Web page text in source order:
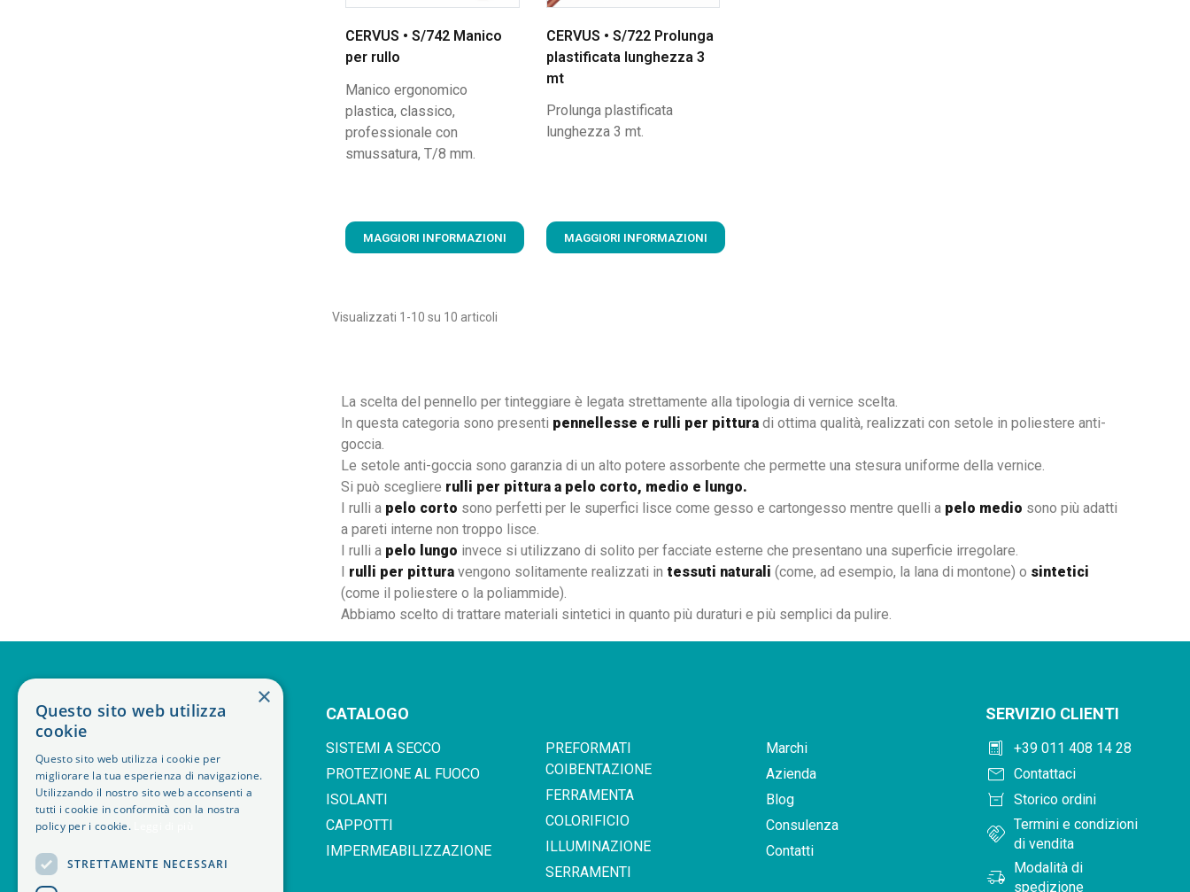
CERVUS • S/742 Manico
per rullo
Manico ergonomico
plastica, classico,
professionale con
smussatura, T/8 mm.
MAGGIORI INFORMAZIONI
CERVUS • S/722 Prolunga
plastificata lunghezza 3
mt
Prolunga plastificata
lunghezza 3 mt.
MAGGIORI INFORMAZIONI
Visualizzati 1-10 su 10 articoli
La scelta del pennello per tinteggiare è legata strettamente alla tipologia di vernice scelta.
In questa categoria sono presenti pennellesse e rulli per pittura di ottima qualità, realizzati con setole in poliestere anti-
goccia.
Le setole anti-goccia sono garanzia di un alto potere assorbente che permette una stesura uniforme della vernice.
Si può scegliere rulli per pittura a pelo corto, medio e lungo.
I rulli a pelo corto sono perfetti per le superfici lisce come gesso e cartongesso mentre quelli a pelo medio sono più adatti
a pareti interne non troppo lisce.
I rulli a pelo lungo invece si utilizzano di solito per facciate esterne che presentano una superficie irregolare.
I rulli per pittura vengono solitamente realizzati in tessuti naturali (come, ad esempio, la lana di montone) o sintetici
(come il poliestere o la poliammide).
Abbiamo scelto di trattare materiali sintetici in quanto più duraturi e più semplici da pulire.
SEDE LEGALE GRUGLIASCO 10095 TO
VIA LEONARDO DA VINCI, 25
PI. IT06403410019
CATALOGO
SISTEMI A SECCO
PROTEZIONE AL FUOCO
ISOLANTI
CAPPOTTI
IMPERMEABILIZZAZIONE
PREFORMATI
COIBENTAZIONE
FERRAMENTA
COLORIFICIO
ILLUMINAZIONE
SERRAMENTI
Marchi
Azienda
Blog
Consulenza
Contatti
SERVIZIO CLIENTI
deskphone +39 011 408 14 28
mail Contattaci
orders Storico ordini
handshake Termini e condizioni
di vendita
delivery_truck_speed Modalità di
spedizione
×
Questo sito web utilizza
cookie
Questo sito web utilizza i cookie per
migliorare la tua esperienza di navigazione.
Utilizzando il nostro sito web acconsenti a
tutti i cookie in conformità con la nostra
policy per i cookie.
STRETTAMENTE NECESSARI